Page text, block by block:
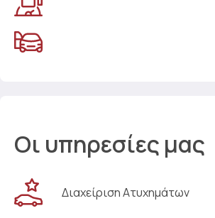
Οι υπηρεσίες μας
Διαχείριση Ατυχημάτων